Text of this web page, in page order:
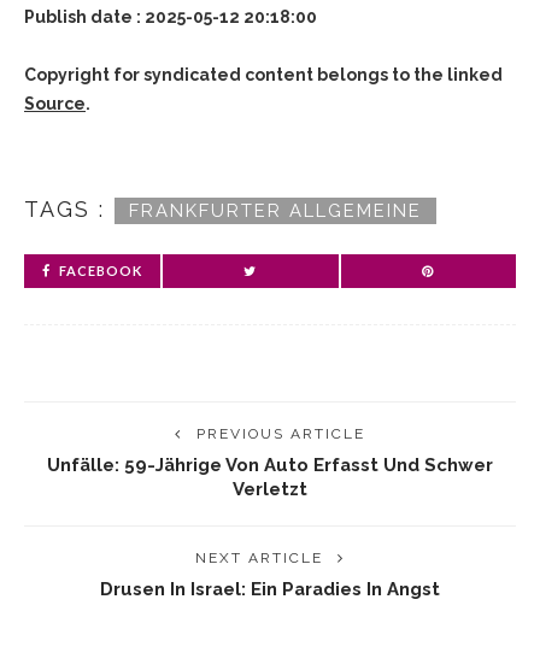
Publish date : 2025-05-12 20:18:00
Copyright for syndicated content belongs to the linked
Source.
TAGS : FRANKFURTER ALLGEMEINE
FACEBOOK
PREVIOUS ARTICLE
Unfälle: 59-Jährige Von Auto Erfasst Und Schwer
Verletzt
NEXT ARTICLE
Drusen In Israel: Ein Paradies In Angst